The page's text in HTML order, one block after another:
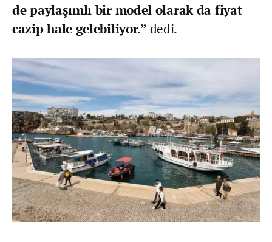
de paylaşımlı bir model olarak da fiyat
cazip hale gelebiliyor.” dedi.